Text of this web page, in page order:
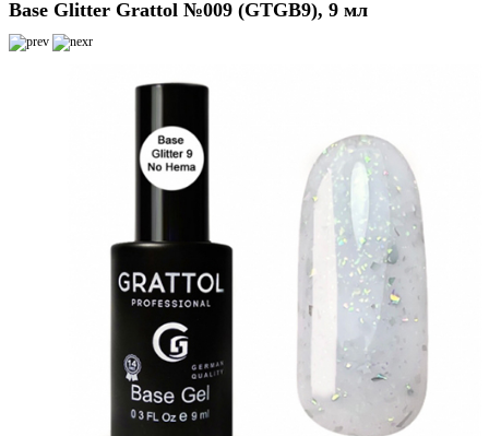
Base Glitter Grattol №009 (GTGB9), 9 мл